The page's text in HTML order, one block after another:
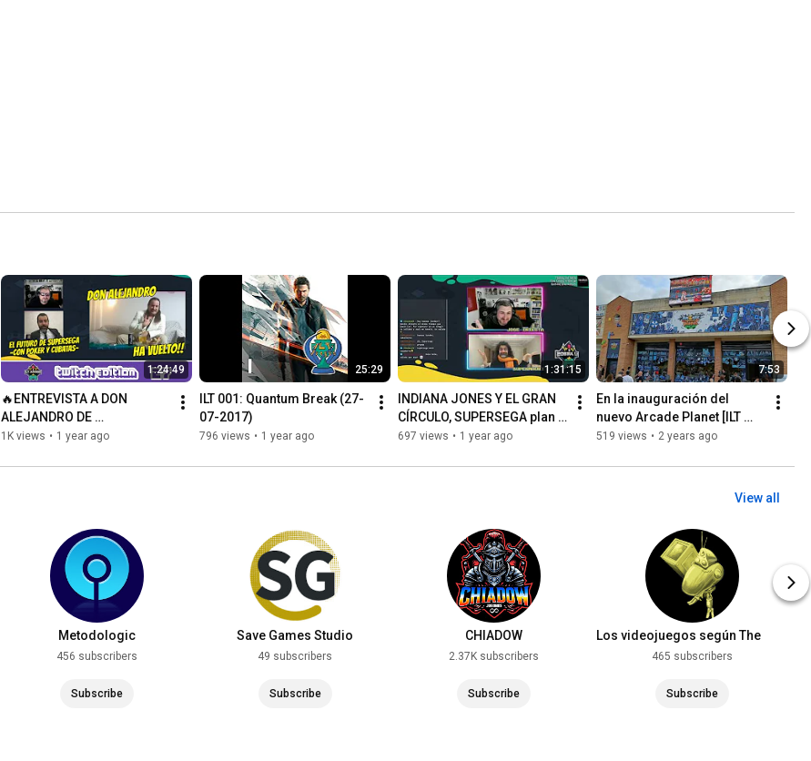
1:24:49
🔥ENTREVISTA A DON
ALEJANDRO DE
SUPERSEGA: ¡HA VUELTO!🔥
#27]
1K views • 1 year ago
25:29
ILT 001: Quantum Break (27-
07-2017)
796 views • 1 year ago
1:31:15
INDIANA JONES Y EL GRAN
CÍRCULO, SUPERSEGA plan
B,CACOTA MIX y más [ILT
#23]
697 views • 1 year ago
7:53
En la inauguración del
nuevo Arcade Planet [ILT
Juegos  -Twitch Edition-
519 views • 2 years ago
View all
Metodologic
456 subscribers
Subscribe
Save Games Studio
49 subscribers
Subscribe
CHIADOW
2.37K subscribers
Subscribe
Los videojuegos según The
Udamaster465 subscribers
Subscribe